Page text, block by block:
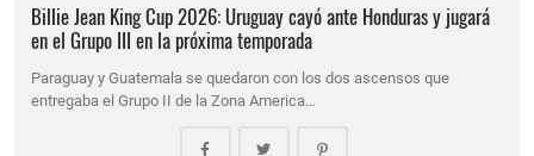
Billie Jean King Cup 2026: Uruguay cayó ante Honduras y jugará
en el Grupo III en la próxima temporada
Paraguay y Guatemala se quedaron con los dos ascensos que
entregaba el Grupo II de la Zona America…